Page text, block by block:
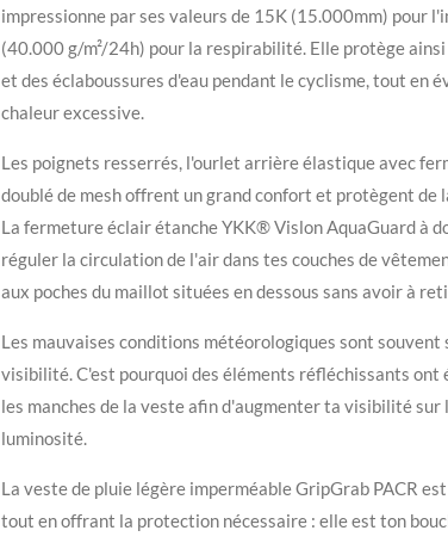
impressionne par ses valeurs de 15K (15.000mm) pour
(40.000 g/m²/24h) pour la respirabilité. Elle protège
et des éclaboussures d'eau pendant le cyclisme, tout en
chaleur excessive.
Les poignets resserrés, l'ourlet arrière élastique avec
doublé de mesh offrent un grand confort et protègent de
La fermeture éclair étanche YKK® Vislon AquaGuard à
réguler la circulation de l'air dans tes couches de
aux poches du maillot situées en dessous sans avoir à
Les mauvaises conditions météorologiques sont souvent
visibilité. C'est pourquoi des éléments réfléchissants ont
les manches de la veste afin d'augmenter ta visibilité sur
luminosité.
La veste de pluie légère imperméable GripGrab PACR
tout en offrant la protection nécessaire : elle est ton